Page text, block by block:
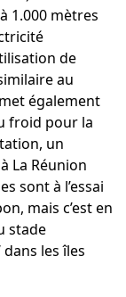
1.000 mètres
de
au
également
froid pour la
un
La Réunion
sont à l’essai
mais c’est en
stade
les îles